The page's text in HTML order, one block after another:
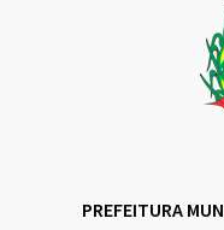
PREFEITURA